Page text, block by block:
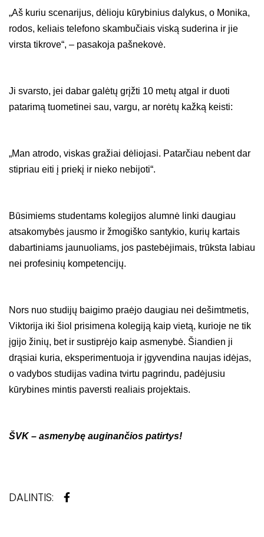
„Aš kuriu scenarijus, dėlioju kūrybinius dalykus, o Monika,
rodos, keliais telefono skambučiais viską suderina ir jie
virsta tikrove“, – pasakoja pašnekovė.
Ji svarsto, jei dabar galėtų grįžti 10 metų atgal ir duoti
patarimą tuometinei sau, vargu, ar norėtų kažką keisti:
„Man atrodo, viskas gražiai dėliojasi. Patarčiau nebent dar
stipriau eiti į priekį ir nieko nebijoti“.
Būsimiems studentams kolegijos alumnė linki daugiau
atsakomybės jausmo ir žmogiško santykio, kurių kartais
dabartiniams jaunuoliams, jos pastebėjimais, trūksta labiau
nei profesinių kompetencijų.
Nors nuo studijų baigimo praėjo daugiau nei dešimtmetis,
Viktorija iki šiol prisimena kolegiją kaip vietą, kurioje ne tik
įgijo žinių, bet ir sustiprėjo kaip asmenybė. Šiandien ji
drąsiai kuria, eksperimentuoja ir įgyvendina naujas idėjas,
o vadybos studijas vadina tvirtu pagrindu, padėjusiu
kūrybines mintis paversti realiais projektais.
ŠVK – asmenybę auginančios patirtys!
DALINTIS: